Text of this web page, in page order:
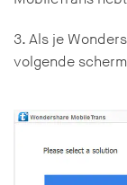
3. Als je
volgende